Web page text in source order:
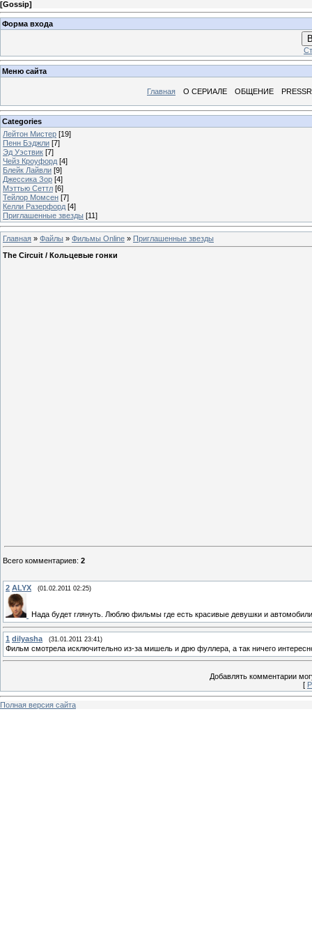
[Gossip]
Форма входа
Меню сайта
Главная О СЕРИАЛЕ ОБЩЕНИЕ
Categories
Лейтон Мистер [19]
Пенн Бэджли [7]
Эд Уэствик [7]
Чейз Кроуфорд [4]
Блейк Лайвли [9]
Джессика Зор [4]
Мэттью Сеттл [6]
Тейлор Момсен [7]
Келли Разерфорд [4]
Приглашенные звезды [11]
Главная » Файлы » Фильмы Online » Приглашенные звезды
The Circuit / Кольцевые гонки
Всего комментариев: 2
2 ALYX (01.02.2011 02:25)
Нада будет глянуть. Люблю фильмы где есть красивые девушки и
1 dilyasha (31.01.2011 23:41)
Фильм смотрела исключительно из-за мишель и дрю фуллера, а так ничего
Добавлять комментарии
[
Полная версия сайта